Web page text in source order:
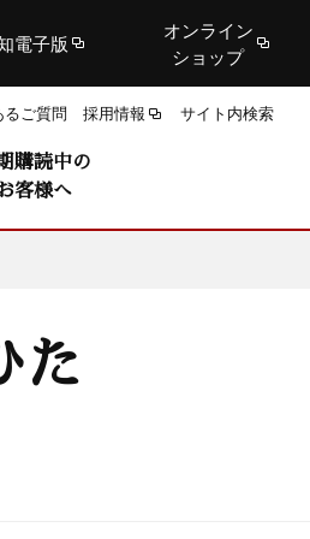
電子版
オンライン
ショップ
るご質問 採用情報 サイト内検索
購読中の
客様へ
た